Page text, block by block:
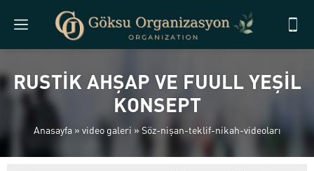
RUSTİK AHŞAP VE FUULL YEŞİL
KONSEPT
Anasayfa» video galeri » Söz-nişan-teklif-nikah-videoları